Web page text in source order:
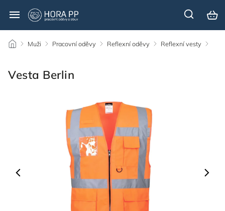
/ Muži / Pracovní oděvy / Reflexní oděvy / Reflexní vesty /
Vesta Berlin